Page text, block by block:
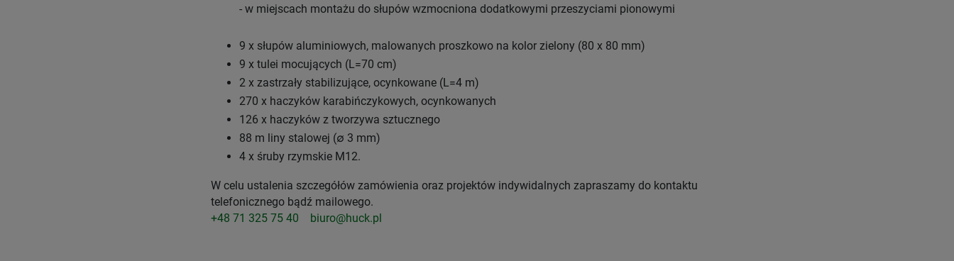
- w miejscach montażu do słupów wzmocniona dodatkowymi przeszyciami pionowymi
9 x słupów aluminiowych, malowanych proszkowo na kolor zielony (80 x 80 mm)
9 x tulei mocujących (L=70 cm)
2 x zastrzały stabilizujące, ocynkowane (L=4 m)
270 x haczyków karabińczykowych, ocynkowanych
126 x haczyków z tworzywa sztucznego
88 m liny stalowej (∅ 3 mm)
4 x śruby rzymskie M12.
W celu ustalenia szczegółów zamówienia oraz projektów indywidalnych zapraszamy do kontaktu
telefonicznego bądź mailowego.
+48 71 325 75 40
biuro@huck.pl